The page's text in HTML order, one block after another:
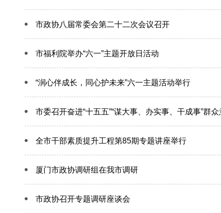
市政协八届常委会第二十二次会议召开
市福利院举办“六一”主题开放日活动
“润心伴成长，同心护未来”六一主题活动举行
市委召开奋进“十五五”“谋大事、办实事、干成事”群
全市干部素质提升工程第85期专题讲座举行
厦门市政协调研组在我市调研
市政协召开专题调研座谈会